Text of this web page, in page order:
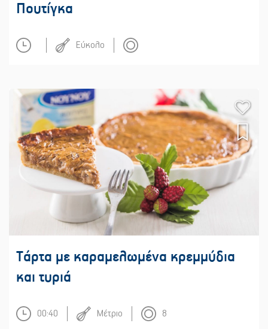
Πουτίγκα
Εύκολο
Τάρτα με καραμελωμένα κρεμμύδια
και τυριά
00:40 Μέτριο 8